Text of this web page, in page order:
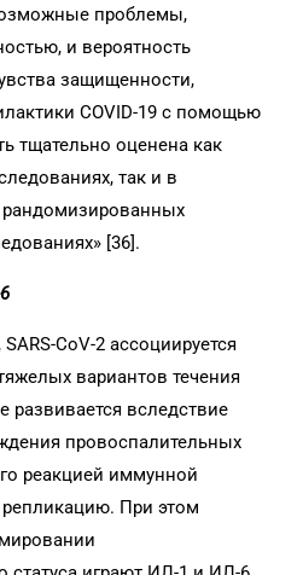
проблемы,
и вероятность
защищенности,
COVID-19 с помощью
тщательно оценена как
так и в
[36].
CoV-2 ассоциируется
вариантов течения
развивается вследствие
провоспалительных
реакцией иммунной
При этом